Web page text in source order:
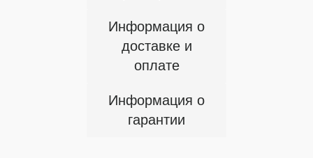
Информация о
доставке и
оплате
Информация о
гарантии